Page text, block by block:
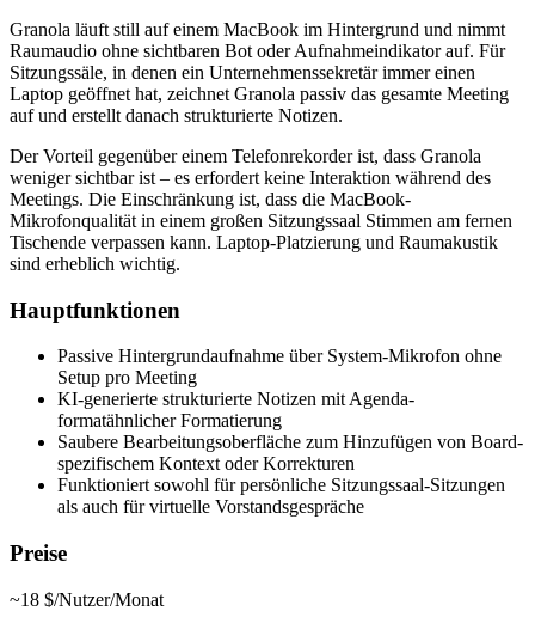
Granola läuft still auf einem MacBook im Hintergrund und nimmt
Raumaudio ohne sichtbaren Bot oder Aufnahmeindikator auf. Für
Sitzungssäle, in denen ein Unternehmenssekretär immer einen
Laptop geöffnet hat, zeichnet Granola passiv das gesamte Meeting
auf und erstellt danach strukturierte Notizen.
Der Vorteil gegenüber einem Telefonrekorder ist, dass Granola
weniger sichtbar ist – es erfordert keine Interaktion während des
Meetings. Die Einschränkung ist, dass die MacBook-
Mikrofonqualität in einem großen Sitzungssaal Stimmen am fernen
Tischende verpassen kann. Laptop-Platzierung und Raumakustik
sind erheblich wichtig.
Hauptfunktionen
Passive Hintergrundaufnahme über System-Mikrofon ohne
Setup pro Meeting
KI-generierte strukturierte Notizen mit Agenda-
formatähnlicher Formatierung
Saubere Bearbeitungsoberfläche zum Hinzufügen von Board-
spezifischem Kontext oder Korrekturen
Funktioniert sowohl für persönliche Sitzungssaal-Sitzungen
als auch für virtuelle Vorstandsgespräche
Preise
~18 $/Nutzer/Monat